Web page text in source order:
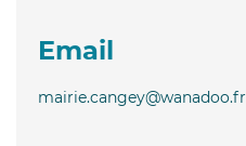
Email
mairie.cangey@wanadoo.fr